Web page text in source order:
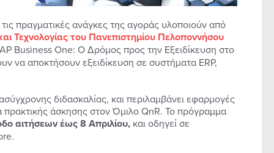
πραγματικές ανάγκες της αγοράς υλοποιούν από
Τεχνολογίας του Πανεπιστημίου Πελοποννήσου
Business One: Ο Δρόμος προς την Εξειδίκευση στο
να αποκτήσουν εξειδίκευση σε συστήματα ERP,
διδασκαλίας, και περιλαμβάνει εφαρμογές
πρακτικής άσκησης στον Όμιλο QnR. Το πρόγραμμα
αιτήσεων έως 8 Απριλίου,και οδηγεί σε